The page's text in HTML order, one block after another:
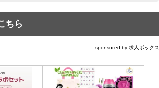
ちら
sponsored by 求人ボックス